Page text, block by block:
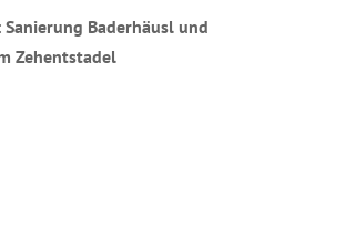
Sanierung Baderhäusl und
Zehentstadel